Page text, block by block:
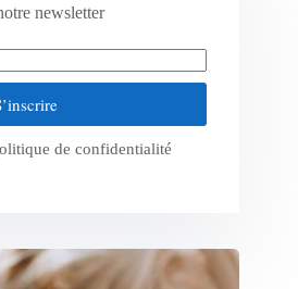
newsletter
de confidentialité